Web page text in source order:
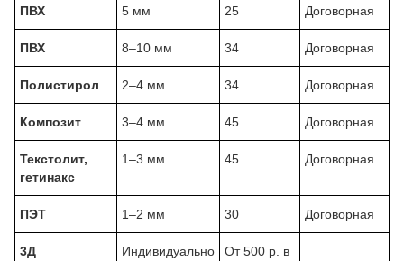
ПВХ 5 мм 25 Договорная
ПВХ 8–10 мм 34 Договорная
Полистирол 2–4 мм 34 Договорная
Композит 3–4 мм 45 Договорная
Текстолит,
гетинакс
1–3 мм 45 Договорная
ПЭТ 1–2 мм 30 Договорная
3Д
Индивидуально
От 500 р. в